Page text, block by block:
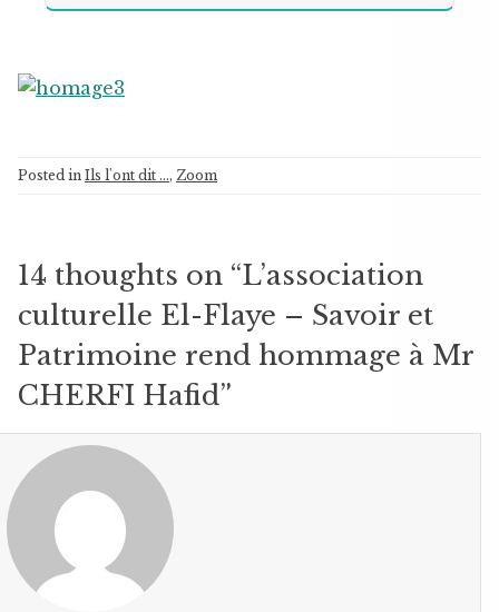
Posted in Ils l'ont dit ..., Zoom
14 thoughts on “L’association
culturelle El-Flaye – Savoir et
Patrimoine rend hommage à Mr
CHERFI Hafid”